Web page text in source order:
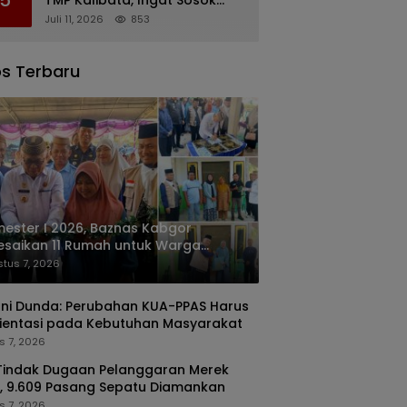
Rachmat Gobel
Juli 11, 2026 853
Terbaru
I 2026, Baznas Kabgor
11 Rumah untuk Warga
Mampu
7, 2026
Dunda: Perubahan KUA-PPAS Harus
pada Kebutuhan Masyarakat
7, 2026
Dugaan Pelanggaran Merek
9.609 Pasang Sepatu Diamankan